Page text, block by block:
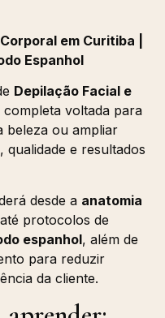
em Curitiba |
Espanhol
Depilação Facial e
voltada para
beleza ou ampliar
qualidade e resultados
desde a anatomia
até protocolos de
espanhol, além de
para reduzir
da cliente.